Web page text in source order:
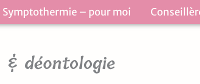
Symptothermie – pour moi
déontologie